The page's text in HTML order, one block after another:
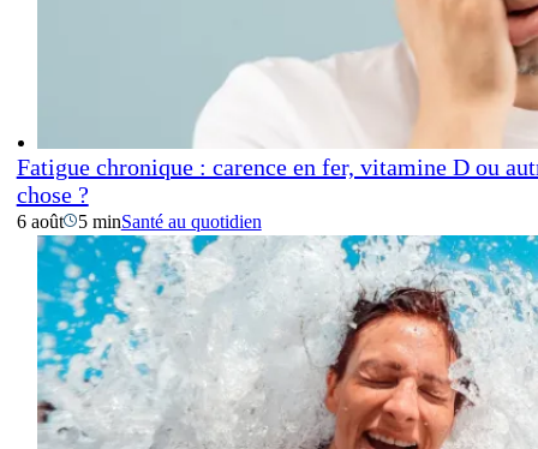
Fatigue chronique : carence en fer, vitamine D ou
chose ?
6 août 5 minSanté au quotidien